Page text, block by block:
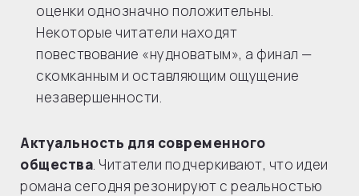
оценки однозначно положительны.
Некоторые читатели находят
повествование «нудноватым», а финал —
скомканным и оставляющим ощущение
незавершенности.
Актуальность для современного
общества. Читатели подчеркивают, что идеи
романа сегодня резонируют с реальностью